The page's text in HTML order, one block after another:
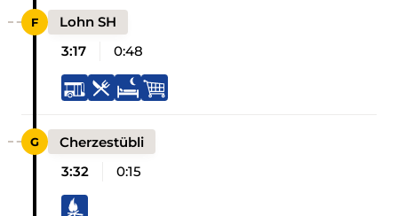
Lohn SH
3:17
0:48
Cherzestübli
3:32
0:15